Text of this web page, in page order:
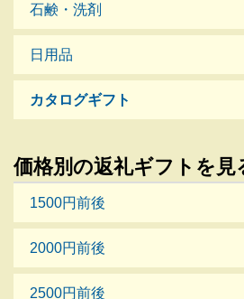
石鹸・洗剤
日用品
カタログギフト
価格別の返礼ギフトを見
1500円前後
2000円前後
2500円前後